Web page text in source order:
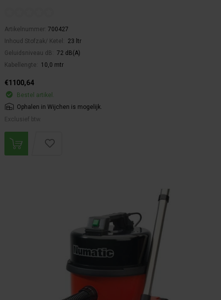
Artikelnummer: 700427
Inhoud Stofzak/ Ketel:
23 ltr
Geluidsniveau dB:
72 dB(A)
Kabellengte:
10,0 mtr
€1100,64
Bestel artikel.
Ophalen in Wijchen is mogelijk.
Exclusief btw.